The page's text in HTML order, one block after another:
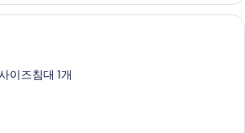
욕실 | 친환경 세면용품, 헤어드라이어,
이즈침대 1개